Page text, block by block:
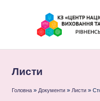
"
Ц
Листи
Головна » Документи » Листи »